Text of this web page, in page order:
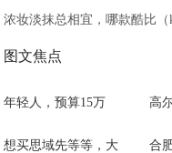
浓妆淡抹总相宜，哪款酷比（
图文焦点
年轻人，预算15万 高
想买思域先等等，大 合